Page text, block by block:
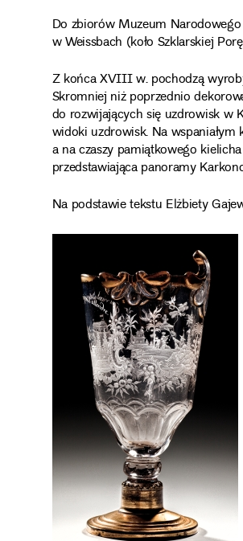
Do zbiorów Muzeum Narodowego
w Weissbach (koło Szklarskiej
Z końca XVIII w. pochodzą
Skromniej niż poprzednio
do rozwijających się uzdrowisk w
widoki uzdrowisk. Na
a na czaszy pamiątkowego
przedstawiająca panoramy
Na podstawie tekstu Elżbiety